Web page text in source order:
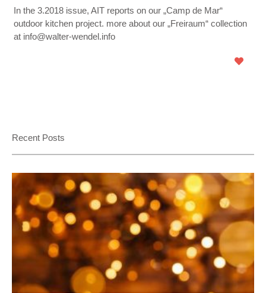
In the 3.2018 issue, AIT reports on our „Camp de Mar“
outdoor kitchen project. more about our „Freiraum“ collection
at info@walter-wendel.info
Recent Posts